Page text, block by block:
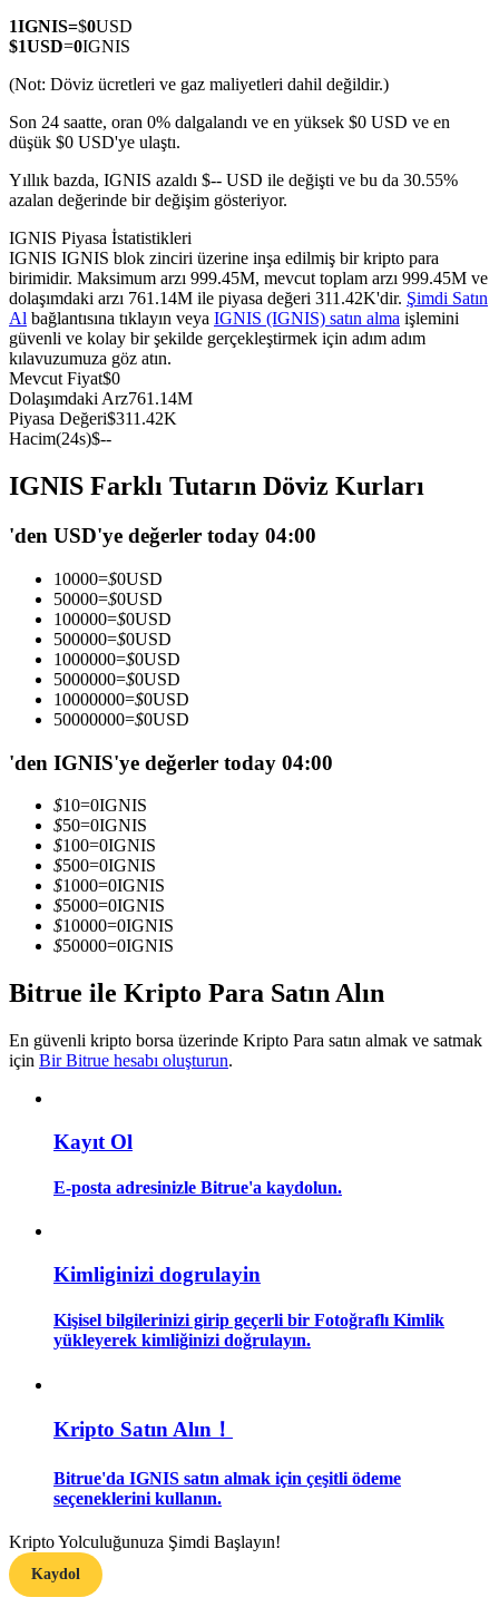
Hisse senetleri, döviz, değerli metaller ve emtia türevleri
USDC Vadeli İşlemleri
USDC'yi teminat olarak kullanan vadeli işlemler
En iyi traderlarla güçlerinizi birleştirin
Kopya Tüccarı Olun
Kâr paylaşımı ve kopya ticaret komisyonlarının tadını çıkarın
Bilgi
Vadeli İşlemler Başlangıç Kılavuzu
Ticaret stratejileri
1IGNIS=$0USD
$1USD=0IGNIS
(Not: Döviz ücretleri ve gaz maliyetleri dahil değildir.)
Son 24 saatte, oran 0% dalgalandı ve en yüksek $0 USD ve en
düşük $0 USD'ye ulaştı.
Yıllık bazda, IGNIS azaldı $-- USD ile değişti ve bu da 30.55%
azalan değerinde bir değişim gösteriyor.
IGNIS Piyasa İstatistikleri
IGNIS IGNIS blok zinciri üzerine inşa edilmiş bir kripto para
birimidir. Maksimum arzı 999.45M, mevcut toplam arzı 999.45M ve
dolaşımdaki arzı 761.14M ile piyasa değeri 311.42K'dir. Şimdi Satın
Al bağlantısına tıklayın veya IGNIS (IGNIS) satın alma işlemini
güvenli ve kolay bir şekilde gerçekleştirmek için adım adım
kılavuzumuza göz atın.
Mevcut Fiyat$0
Dolaşımdaki Arz761.14M
Piyasa Değeri$311.42K
Hacim(24s)$--
IGNIS Farklı Tutarın Döviz Kurları
'den USD'ye değerler today 04:00
10000=$0USD
50000=$0USD
100000=$0USD
500000=$0USD
1000000=$0USD
5000000=$0USD
10000000=$0USD
50000000=$0USD
'den IGNIS'ye değerler today 04:00
$10=0IGNIS
$50=0IGNIS
$100=0IGNIS
$500=0IGNIS
$1000=0IGNIS
$5000=0IGNIS
$10000=0IGNIS
$50000=0IGNIS
Bitrue ile Kripto Para Satın Alın
En güvenli kripto borsa üzerinde Kripto Para satın almak ve satmak
için Bir Bitrue hesabı oluşturun.
Kayıt Ol
E-posta adresinizle Bitrue'a kaydolun.
Kimliginizi dogrulayin
Kişisel bilgilerinizi girip geçerli bir Fotoğraflı Kimlik
yükleyerek kimliğinizi doğrulayın.
Kripto Satın Alın！
Bitrue'da IGNIS satın almak için çeşitli ödeme
seçeneklerini kullanın.
Kripto Yolculuğunuza Şimdi Başlayın!
Kaydol